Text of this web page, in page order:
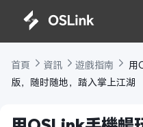
首頁 資訊 遊戲指南
用
版，随时随地，踏入掌上江湖